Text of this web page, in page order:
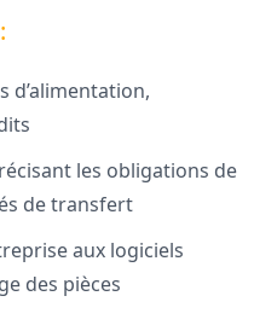
d’alimentation,
les obligations de
de transfert
aux logiciels
des pièces